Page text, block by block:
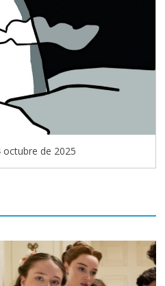
octubre de 2025